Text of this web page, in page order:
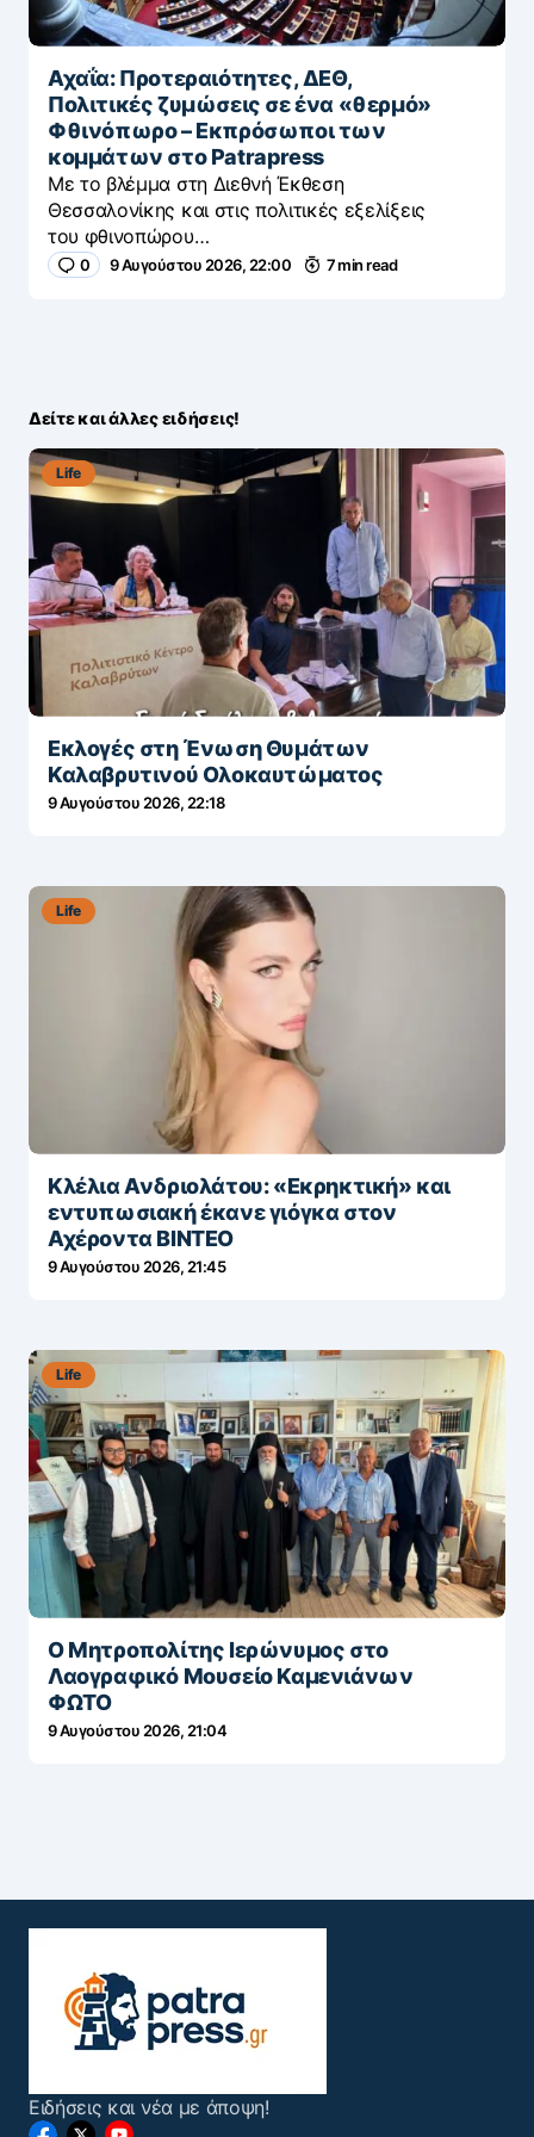
Αχαΐα: Προτεραιότητες, ΔΕΘ,
Πολιτικές ζυμώσεις σε ένα «θερμό»
Φθινόπωρο – Εκπρόσωποι των
κομμάτων στο Patrapress
Με το βλέμμα στη Διεθνή Έκθεση
Θεσσαλονίκης και στις πολιτικές εξελίξεις
του φθινοπώρου…
0 9 Αυγούστου 2026, 22:00 7 min read
Δείτε και άλλες ειδήσεις!
Life
Εκλογές στη Ένωση Θυμάτων
Καλαβρυτινού Ολοκαυτώματος
9 Αυγούστου 2026, 22:18
Life
Κλέλια Ανδριολάτου: «Εκρηκτική» και
εντυπωσιακή έκανε γιόγκα στον
Αχέροντα ΒΙΝΤΕΟ
9 Αυγούστου 2026, 21:45
Life
Ο Μητροπολίτης Ιερώνυμος στο
Λαογραφικό Μουσείο Καμενιάνων
ΦΩΤΟ
9 Αυγούστου 2026, 21:04
Ειδήσεις και νέα με άποψη!